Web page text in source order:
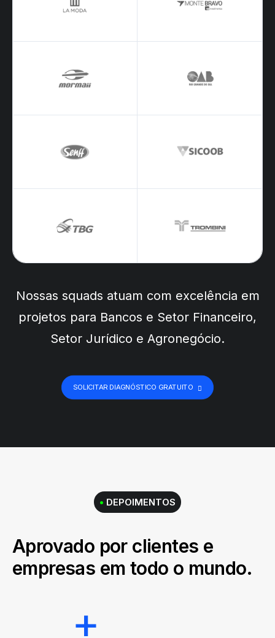
Nossas squads atuam com excelência em
projetos para Bancos e Setor Financeiro,
Setor Jurídico e Agronegócio.
SOLICITAR DIAGNÓSTICO GRATUITO
• DEPOIMENTOS
Aprovado por clientes e
empresas em todo o mundo.
+